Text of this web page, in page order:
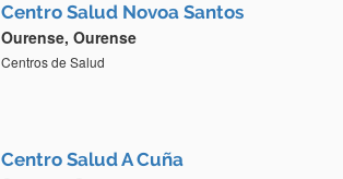
Centro Salud Novoa Santos
Ourense, Ourense
Centros de Salud
Centro Salud A Cuña